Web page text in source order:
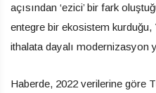
açısından ‘ezici’ bir fark
entegre bir ekosistem kurduğu,
ithalata dayalı modernizasyon
Haberde, 2022 verilerine göre